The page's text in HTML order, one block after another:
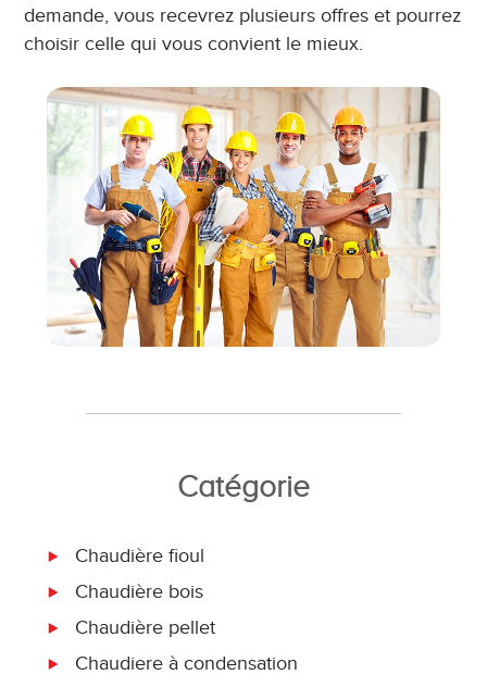
demande, vous recevrez plusieurs offres et pourrez
choisir celle qui vous convient le mieux.
Catégorie
Chaudière fioul
Chaudière bois
Chaudière pellet
Chaudiere à condensation